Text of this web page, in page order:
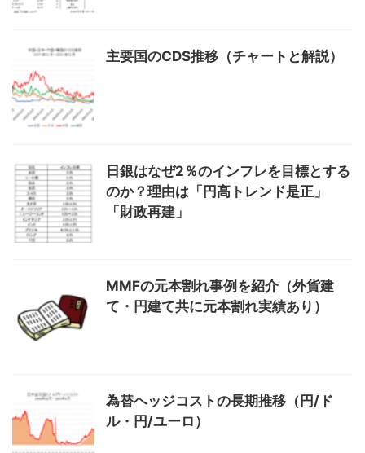
主要国のCDS推移（チャートと解説）
日銀はなぜ2％のインフレを目標とする
のか？理由は「円高トレンド是正」
「財政再建」
MMFの元本割れ事例を紹介（外貨建
て・円建て共に元本割れ実績あり）
為替ヘッジコストの長期推移（円/ド
ル・円/ユーロ）